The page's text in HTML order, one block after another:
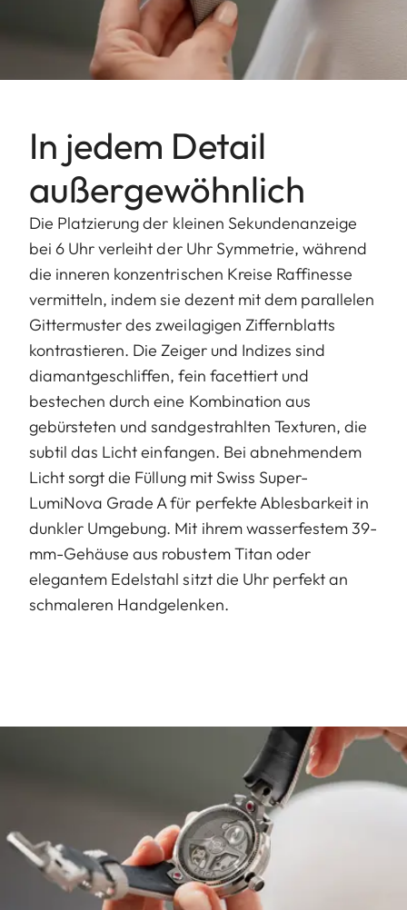
In jedem Detail
außergewöhnlich
Die Platzierung der kleinen Sekundenanzeige
bei 6 Uhr verleiht der Uhr Symmetrie, während
die inneren konzentrischen Kreise Raffinesse
vermitteln, indem sie dezent mit dem parallelen
Gittermuster des zweilagigen Ziffernblatts
kontrastieren. Die Zeiger und Indizes sind
diamantgeschliffen, fein facettiert und
bestechen durch eine Kombination aus
gebürsteten und sandgestrahlten Texturen, die
subtil das Licht einfangen. Bei abnehmendem
Licht sorgt die Füllung mit Swiss Super-
LumiNova Grade A für perfekte Ablesbarkeit in
dunkler Umgebung. Mit ihrem wasserfestem 39-
mm-Gehäuse aus robustem Titan oder
elegantem Edelstahl sitzt die Uhr perfekt an
schmaleren Handgelenken.